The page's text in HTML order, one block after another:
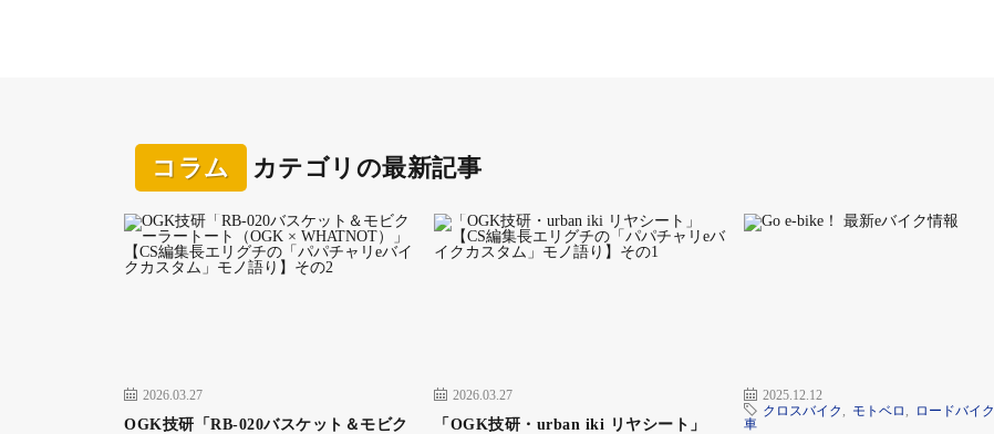
大人でも長いと感じるコースながら、大人と同じペースで走っていた小学生のライカちゃん。疲れた様子は一
切見せなかった
続いてはサイクルライフナビゲーターの絹代さんと、ご友人親子（コモリさん）による親子eバイクト
コラム カテゴリの最新記事
2026.03.27
OGK技研「RB-020バスケット＆モビク
2026.03.27
「OGK技研・urban iki リヤシート」
2025.12.12
クロスバイク
モトベロ ロードバイク
車